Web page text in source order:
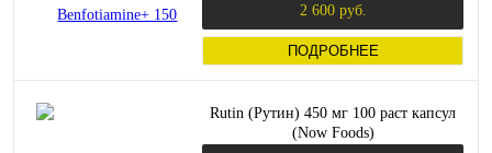
2 600 руб.
ПОДРОБНЕЕ
Rutin (Рутин) 450 мг 100 раст капсул
(Now Foods)